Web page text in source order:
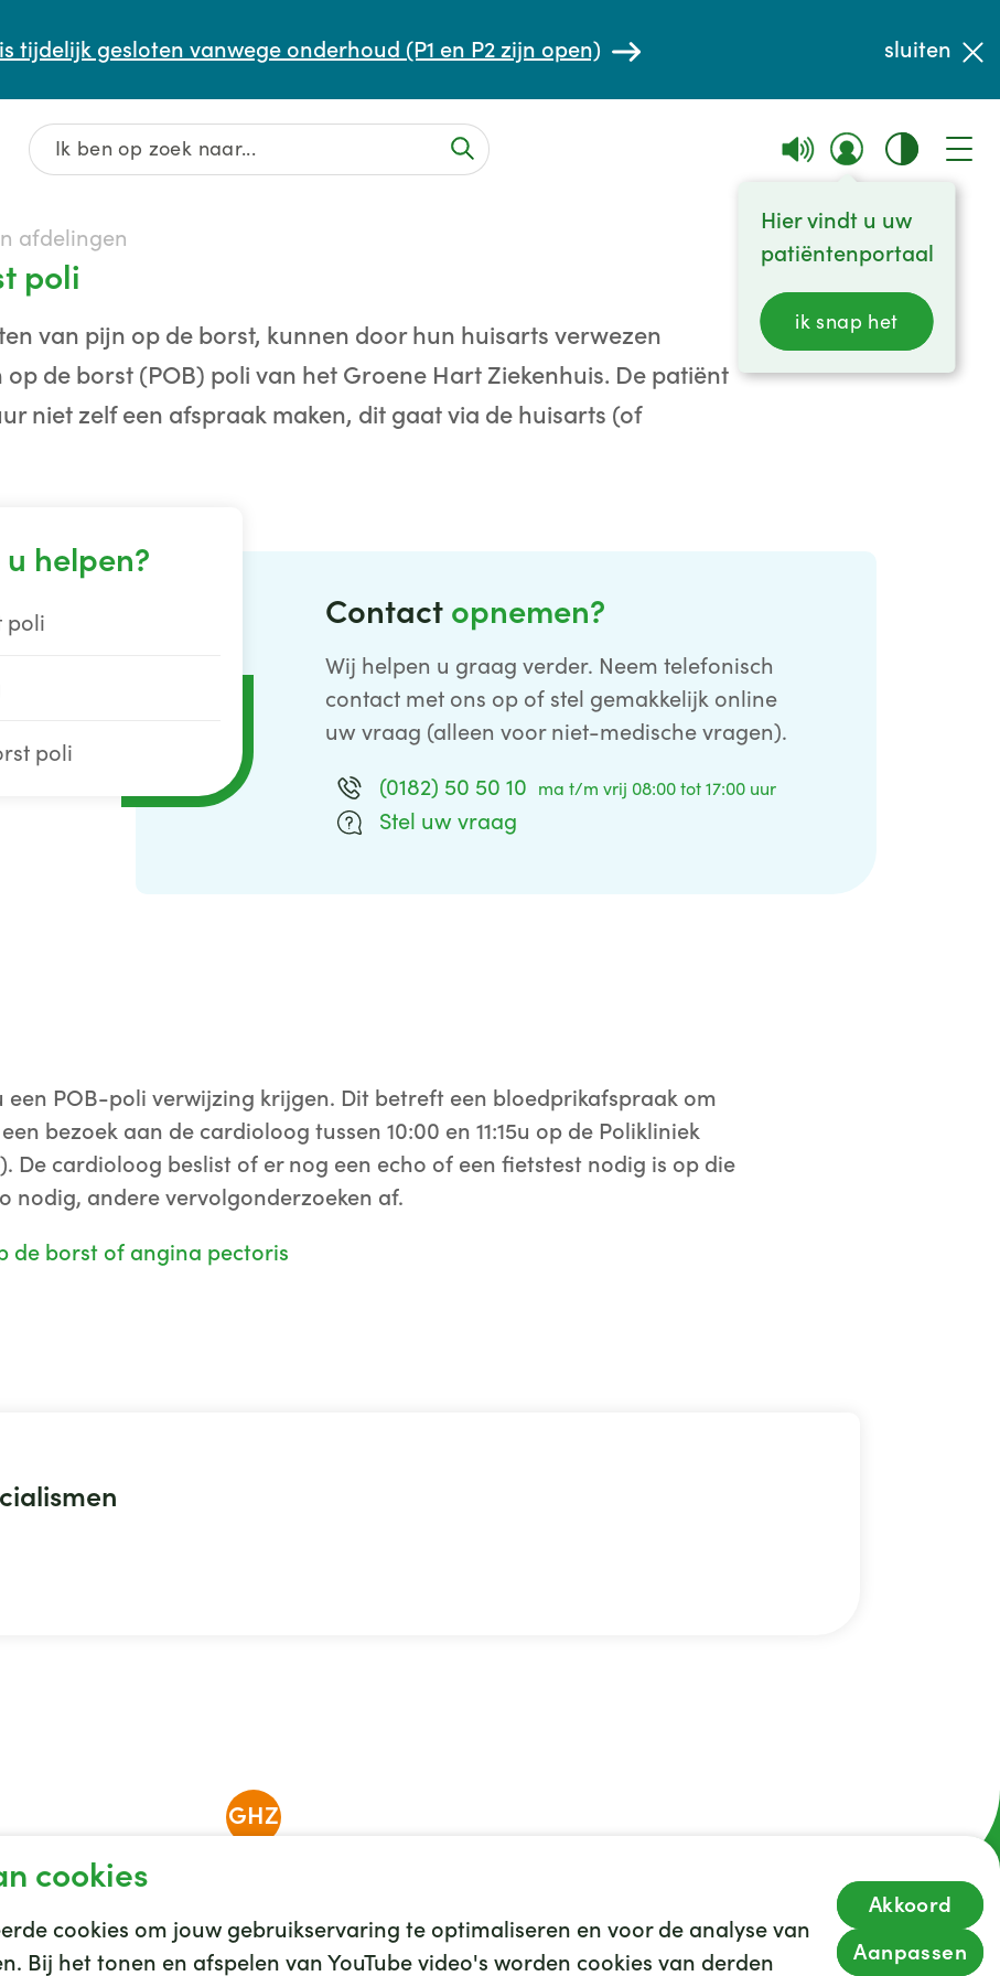
tijdelijk gesloten vanwege onderhoud (P1 en P2 zijn open) sluiten
Hier vindt u uw
patiëntenportaal
ik snap het
Wachttijden
afdelingen
poli
van pijn op de borst, kunnen door hun huisarts verwezen
de borst (POB) poli van het Groene Hart Ziekenhuis. De patiënt
niet zelf een afspraak maken, dit gaat via de huisarts (of
helpen?
poli
poli
Contact opnemen?
Wij helpen u graag verder. Neem telefonisch
contact met ons op of stel gemakkelijk online
uw vraag (alleen voor niet-medische vragen).
(0182) 50 50 10 ma t/m vrij 08:00 tot 17:00 uur
Stel uw vraag
een POB-poli verwijzing krijgen. Dit betreft een bloedprikafspraak om
bezoek aan de cardioloog tussen 10:00 en 11:15u op de Polikliniek
De cardioloog beslist of er nog een echo of een fietstest nodig is op die
nodig, andere vervolgonderzoeken af.
de borst of angina pectoris
cookies
cookies om jouw gebruikservaring te optimaliseren en voor de analyse van
Bij het tonen en afspelen van YouTube video's worden cookies van derden
Akkoord
Aanpassen
GHZ
We hebben 35 leuke banen voor je
Kijk op werkenbijghz.nl